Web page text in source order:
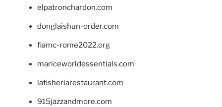
elpatronchardon.com
donglaishun-order.com
fiamc-rome2022.org
mariceworldessentials.com
lafisheriarestaurant.com
915jazzandmore.com